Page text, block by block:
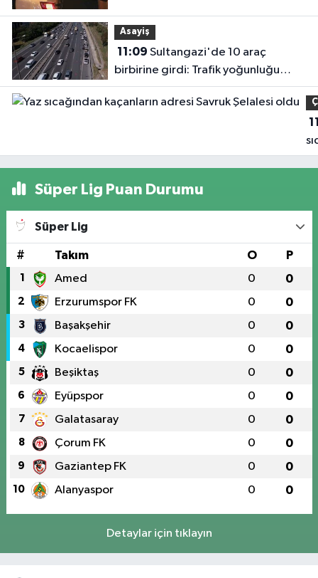
Asayiş
11:09
birbirine girdi: Trafik yoğunluğu
havadan görüntülendi
Süper Lig Puan Durumu
Süper Lig
# Takım O P
1 Amed 0 0
2 Erzurumspor FK 0 0
3 Başakşehir 0 0
4 Kocaelispor 0 0
5 Beşiktaş 0 0
6 Eyüpspor 0 0
7 Galatasaray 0 0
8 Çorum FK 0 0
9 Gaziantep FK 0 0
10 Alanyaspor 0 0
Detaylar için tıklayın